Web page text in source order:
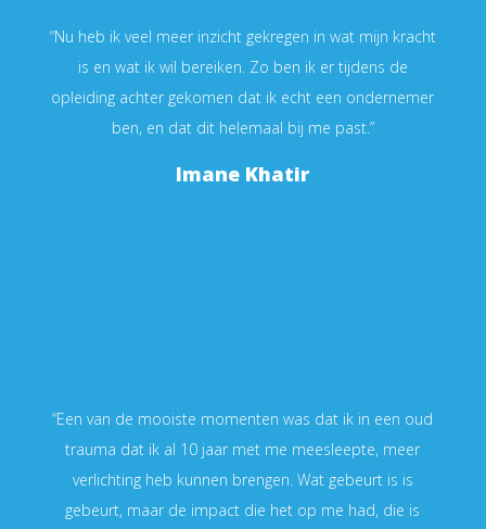
“Nu heb ik veel meer inzicht gekregen in wat mijn kracht
is en wat ik wil bereiken. Zo ben ik er tijdens de
opleiding achter gekomen dat ik echt een ondernemer
ben, en dat dit helemaal bij me past.”
Imane Khatir
“Een van de mooiste momenten was dat ik in een oud
trauma dat ik al 10 jaar met me meesleepte, meer
verlichting heb kunnen brengen. Wat gebeurt is is
gebeurt, maar de impact die het op me had, die is